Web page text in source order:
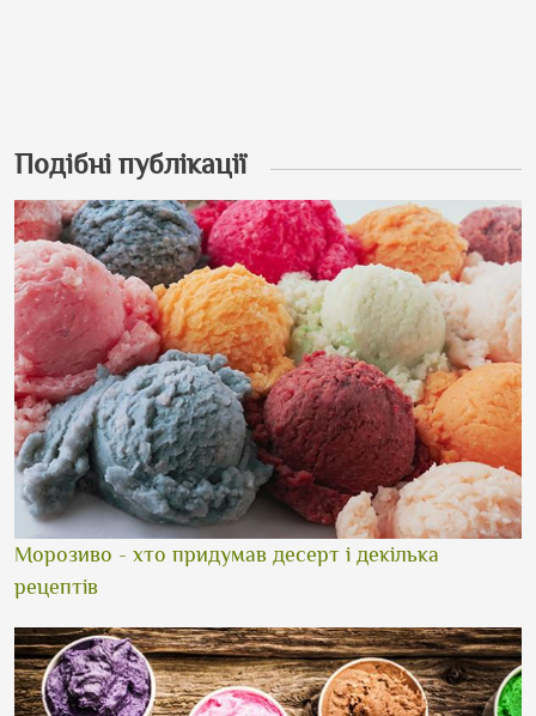
Подібні публікації
Морозиво - хто придумав десерт і декілька
рецептів